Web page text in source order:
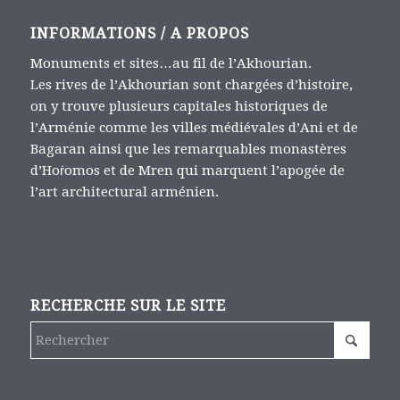
INFORMATIONS / A PROPOS
Monuments et sites…au fil de l’Akhourian.
Les rives de l’Akhourian sont chargées d’histoire,
on y trouve plusieurs capitales historiques de
l’Arménie comme les villes médiévales d’Ani et de
Bagaran ainsi que les remarquables monastères
d’Hoṙomos et de Mren qui marquent l’apogée de
l’art architectural arménien.
RECHERCHE SUR LE SITE